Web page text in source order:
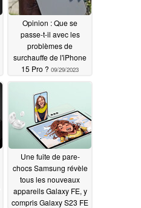
Opinion : Que se
passe-t-il avec les
problèmes de
surchauffe de l'iPhone
15 Pro ? 09/29/2023
Une fuite de pare-
chocs Samsung révèle
tous les nouveaux
appareils Galaxy FE, y
compris Galaxy S23 FE